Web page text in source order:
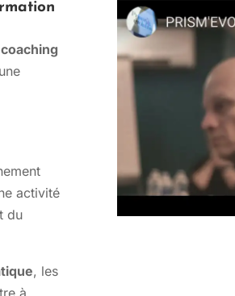
coaching
activité
du
, les